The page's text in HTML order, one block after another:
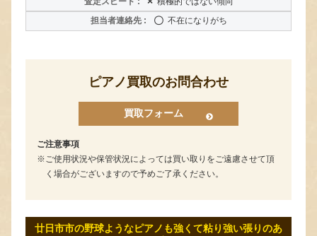
〇 不在になりがち
ピアノ買取のお問合わせ
買取フォーム
ご注意事項
ご使用状況や保管状況によっては買い取りをご遠慮させて頂
く場合がございますので予めご了承ください。
廿日市市の野球ようなピアノも強くて粘り強い張りのあ